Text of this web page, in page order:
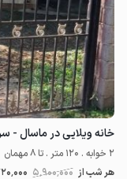
خانه ویلایی در ماسال -
2 خوابه . 120 متر . تا 8 مهمان
هر شب از 5٬900٬000